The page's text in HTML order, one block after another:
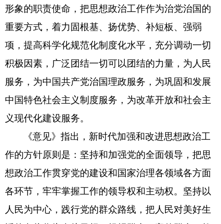
形象的职责使命，把思想政治工作作为治党治国的
重要方式，着力固根基、扬优势、补短板、强弱
项，提高科学化规范化制度化水平，充分调动一切
积极因素，广泛团结一切可以团结的力量，为人民
服务，为中国共产党治国理政服务，为巩固和发展
中国特色社会主义制度服务，为改革开放和社会主
义现代化建设服务。
《意见》指出，新时代加强和改进思想政治工
作的方针原则是：坚持和加强党的全面领导，把思
想政治工作贯穿党的建设和国家治理各领域各方面
各环节，牢牢掌握工作的领导权和主动权。坚持以
人民为中心，践行党的群众路线，把人民对美好生